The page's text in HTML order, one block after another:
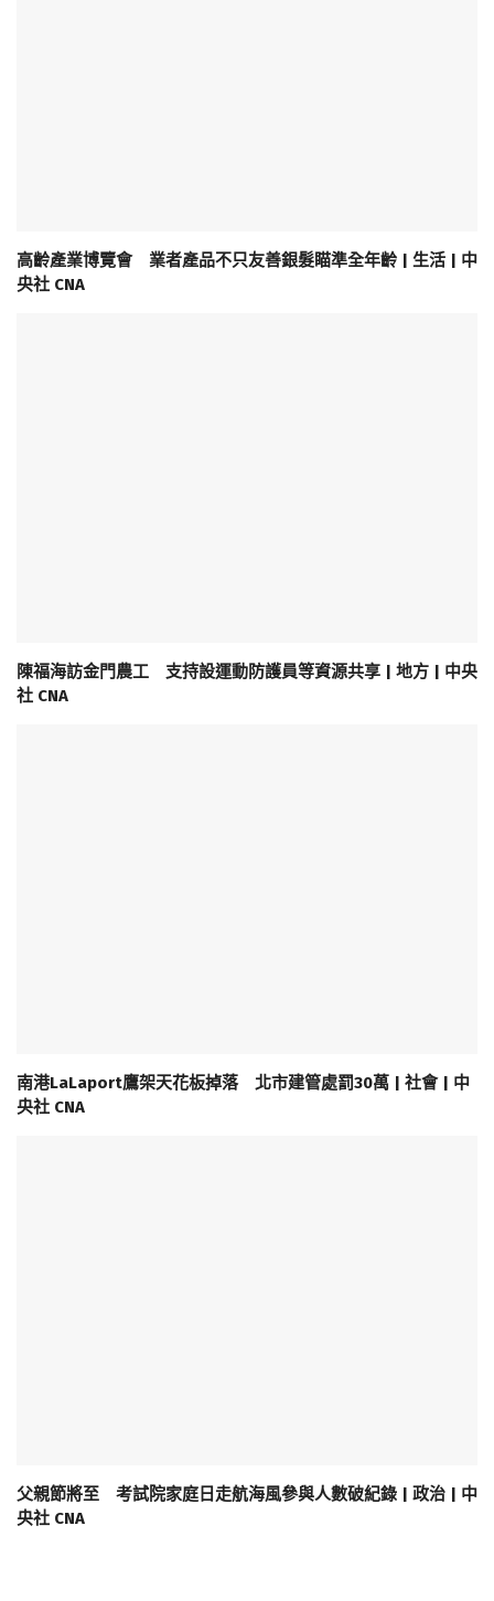
高齡產業博覽會 業者產品不只友善銀髮瞄準全年齡 | 生活 | 中
央社 CNA
陳福海訪金門農工 支持設運動防護員等資源共享 | 地方 | 中央
社 CNA
南港LaLaport鷹架天花板掉落 北市建管處罰30萬 | 社會 | 中
央社 CNA
父親節將至 考試院家庭日走航海風參與人數破紀錄 | 政治 | 中
央社 CNA